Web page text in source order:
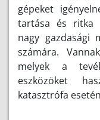
gépeket
tartása és ritka
nagy gazdasági
számára.
melyek a
eszközöket
katasztrófa